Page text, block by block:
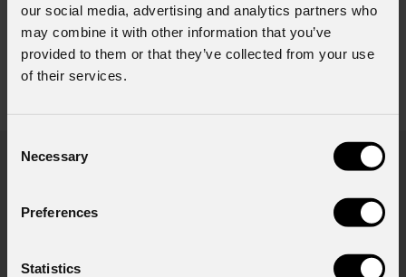
our social media, advertising and analytics partners who
may combine it with other information that you’ve
provided to them or that they’ve collected from your use
of their services.
Selection
Necessary
Preferences
Statistics
Accessori e prodotti correlati